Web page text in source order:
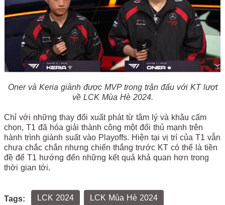
Oner và Keria giành được MVP trong trận đấu với KT lượt
về LCK Mùa Hè 2024.
Chỉ với những thay đổi xuất phát từ tâm lý và khâu cấm
chọn, T1 đã hóa giải thành công một đối thủ mạnh trên
hành trình giành suất vào Playoffs. Hiện tại vị trí của T1 vẫn
chưa chắc chắn nhưng chiến thắng trước KT có thể là tiền
đề để T1 hướng đến những kết quả khả quan hơn trong
thời gian tới.
Tags: LCK 2024 LCK Mùa Hè 2024